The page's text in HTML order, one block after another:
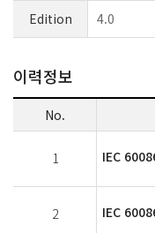
Edition 4.0
이력정보
No.
1 IEC
2 IEC